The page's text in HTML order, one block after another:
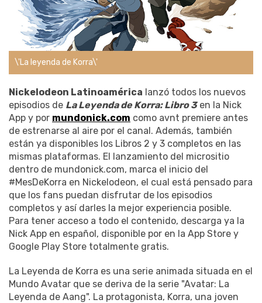
\'La leyenda de Korra\'
Nickelodeon Latinoamérica lanzó todos los nuevos
episodios de La Leyenda de Korra: Libro 3en la Nick
App y por mundonick.com como avnt premiere antes
de estrenarse al aire por el canal. Además, también
están ya disponibles los Libros 2 y 3 completos en las
mismas plataformas. El lanzamiento del micrositio
dentro de mundonick.com, marca el inicio del
#MesDeKorra en Nickelodeon, el cual está pensado para
que los fans puedan disfrutar de los episodios
completos y así darles la mejor experiencia posible.
Para tener acceso a todo el contenido, descarga ya la
Nick App en español, disponible por en la App Store y
Google Play Store totalmente gratis.
La Leyenda de Korra es una serie animada situada en el
Mundo Avatar que se deriva de la serie "Avatar: La
Leyenda de Aang". La protagonista, Korra, una joven